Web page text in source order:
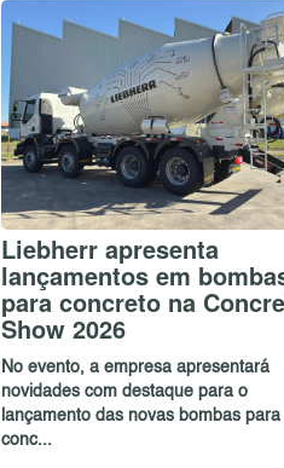
Liebherr apresenta
lançamentos em
para concreto na
Show 2026
No evento, a empresa apresentará
novidades com destaque para o
lançamento das novas bombas para
conc...